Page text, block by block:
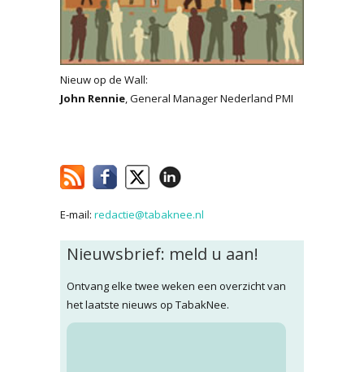
Nieuw op de Wall:
John Rennie, General Manager Nederland PMI
E-mail: redactie@tabaknee.nl
Nieuwsbrief: meld u aan!
Ontvang elke twee weken een overzicht van
het laatste nieuws op TabakNee.